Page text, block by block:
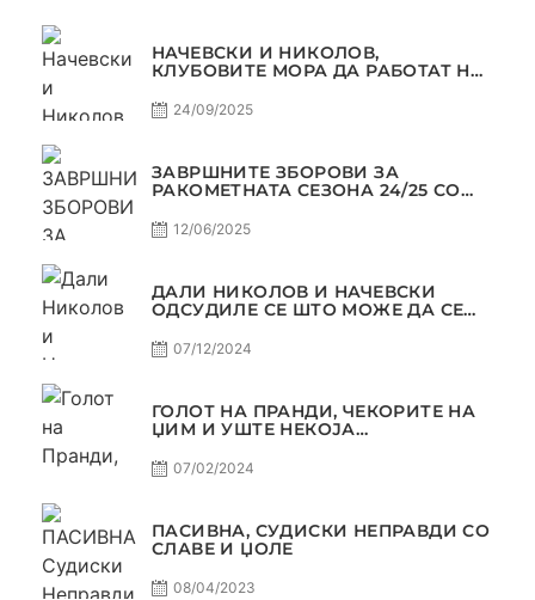
НАЧЕВСКИ И НИКОЛОВ,
КЛУБОВИТЕ МОРА ДА РАБОТАТ НА
С5Е2 ПАСИВНА
24/09/2025
ЗАВРШНИТЕ ЗБОРОВИ ЗА
РАКОМЕТНАТА СЕЗОНА 24/25 СО
С4Е11
12/06/2025
ДАЛИ НИКОЛОВ И НАЧЕВСКИ
ОДСУДИЛЕ СЕ ШТО МОЖЕ ДА СЕ
07/12/2024
ГОЛОТ НА ПРАНДИ, ЧЕКОРИТЕ НА
ЏИМ И УШТЕ НЕКОЈА
САМО РАКОМЕТ
07/02/2024
ПАСИВНА, СУДИСКИ НЕПРАВДИ СО
СЛАВЕ И ЏОЛЕ
08/04/2023